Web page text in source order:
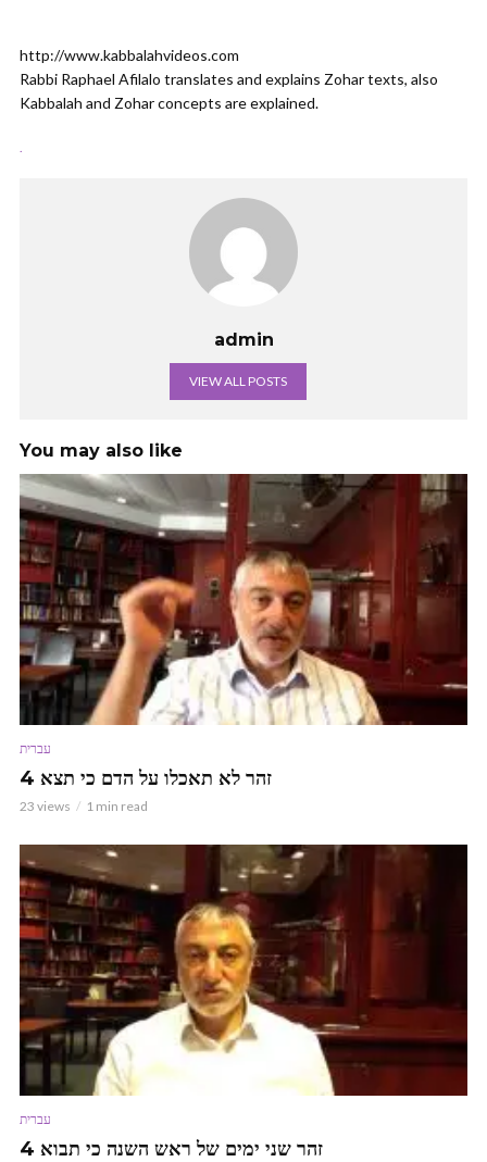
http://www.kabbalahvideos.com
Rabbi Raphael Afilalo translates and explains Zohar texts, also
Kabbalah and Zohar concepts are explained.
admin
VIEW ALL POSTS
You may also like
עברית
זהר לא תאכלו על הדם כי תצא 4
23 views 1 min read
עברית
זהר שני ימים של ראש השנה כי תבוא 4